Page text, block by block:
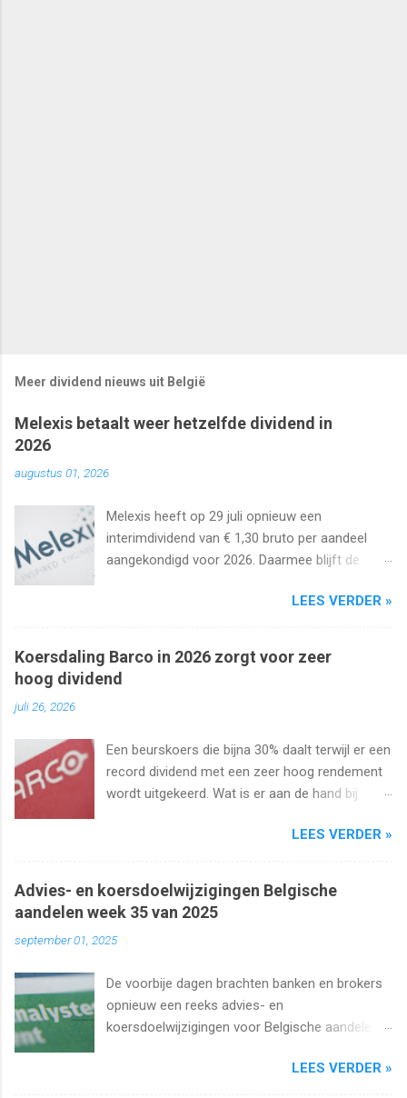
Meer dividend nieuws uit België
Melexis betaalt weer hetzelfde dividend in
2026
augustus 01, 2026
Melexis heeft op 29 juli opnieuw een
interimdividend van € 1,30 bruto per aandeel
aangekondigd voor 2026. Daarmee blijft de
LEES VERDER »
Koersdaling Barco in 2026 zorgt voor zeer
hoog dividend
juli 26, 2026
Een beurskoers die bijna 30% daalt terwijl er een
record dividend met een zeer hoog rendement
wordt uitgekeerd. Wat is er aan de hand bij
uiteraard het dividend. Kan dat wel zo hoog
LEES VERDER »
Advies- en koersdoelwijzigingen Belgische
aandelen week 35 van 2025
september 01, 2025
De voorbije dagen brachten banken en brokers
opnieuw een reeks advies- en
koersdoelwijzigingen voor Belgische aandelen.
augustus t/m 1 september 2025 met onder
LEES VERDER »